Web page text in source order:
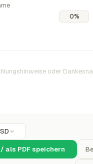
als PDF speichern